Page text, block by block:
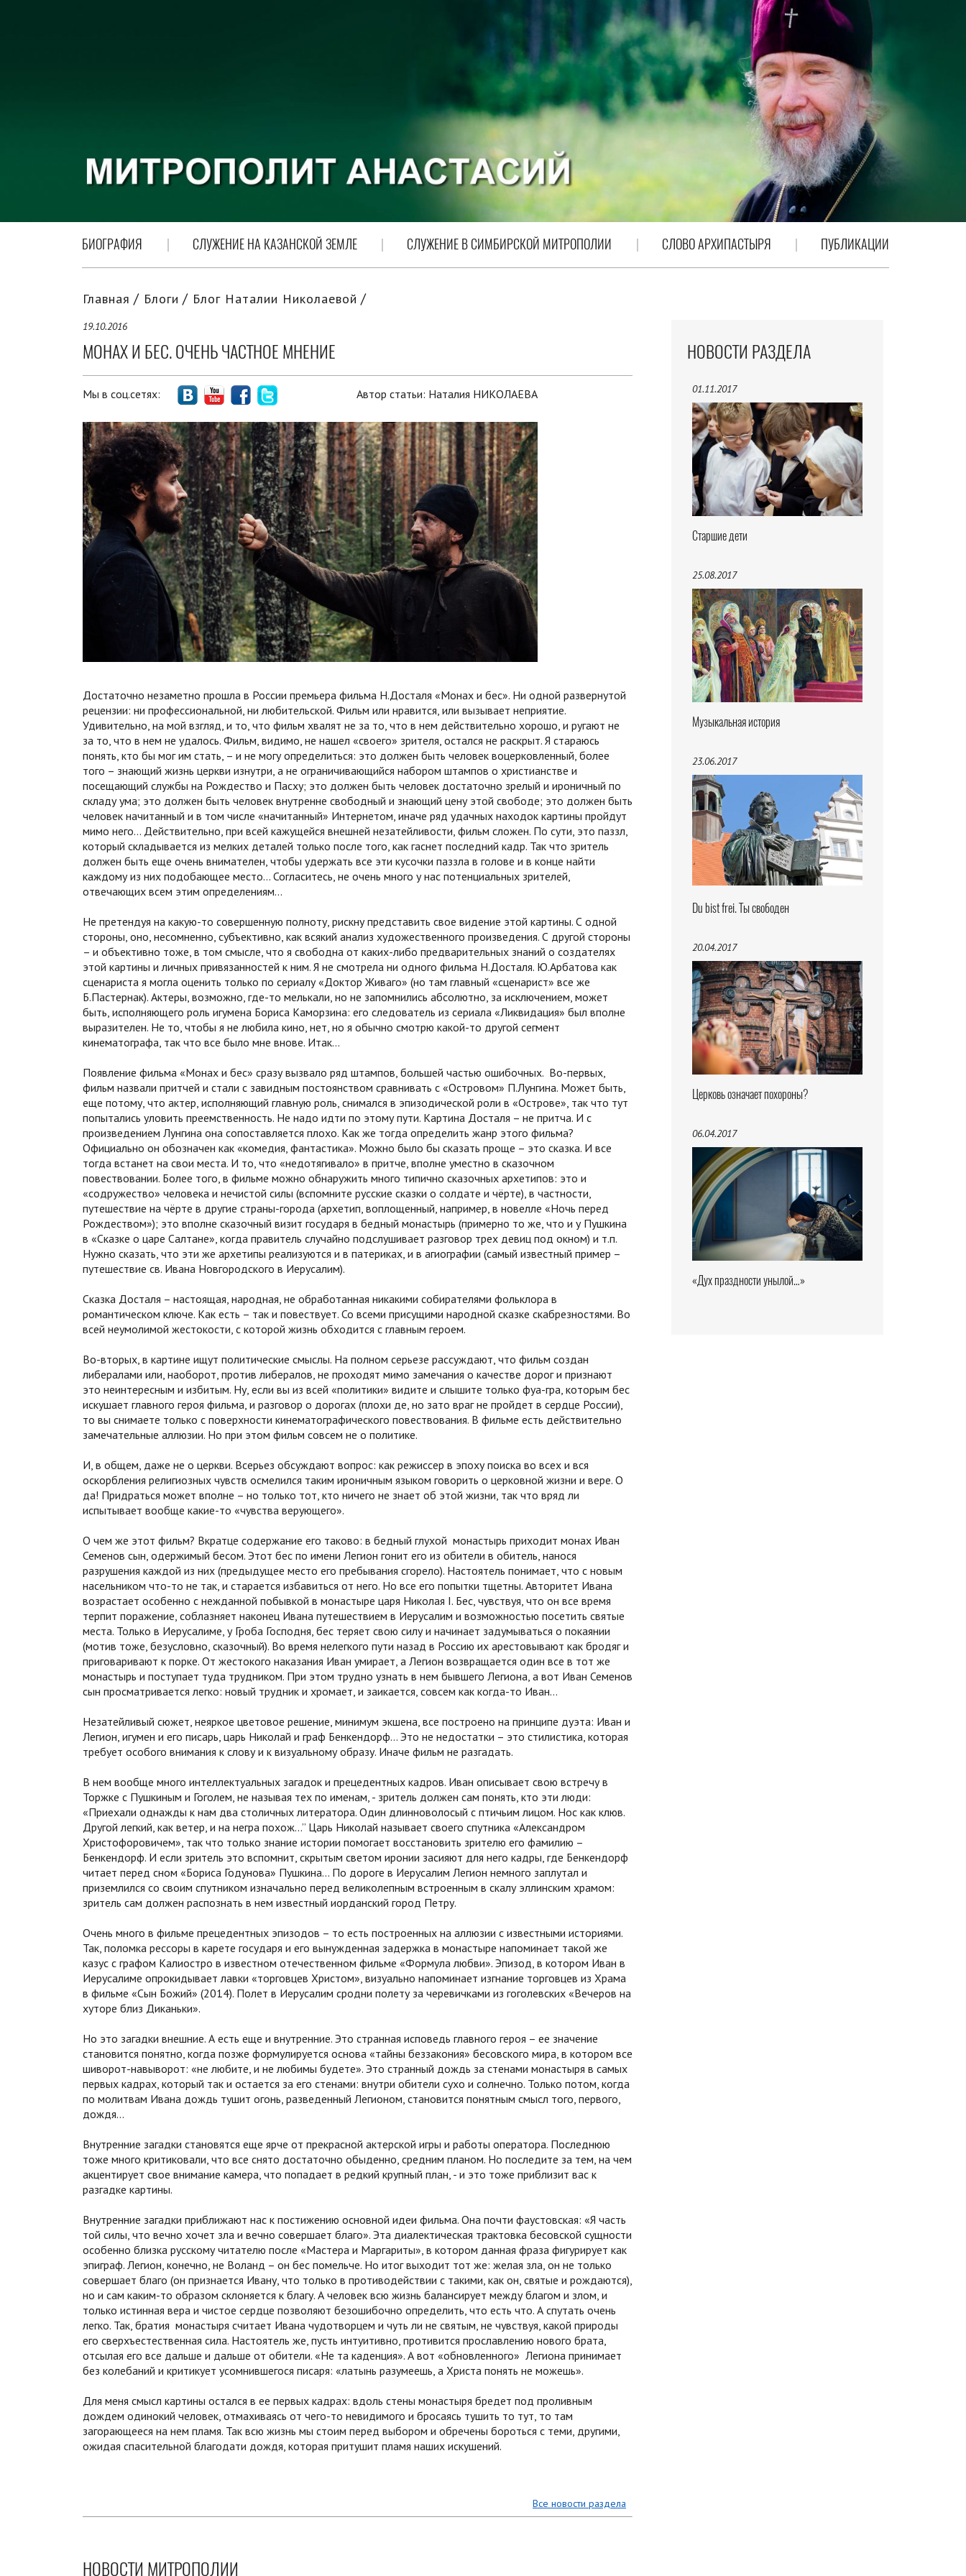
БИОГРАФИЯ СЛУЖЕНИЕ НА КАЗАНСКОЙ ЗЕМЛЕ СЛУЖЕНИЕ В СИМБИРСКОЙ МИТРОПОЛИИ СЛОВО АРХИПАСТЫРЯ ПУБЛИКАЦИИ
НОВОСТИ РАЗДЕЛА
01.11.2017
Старшие дети
25.08.2017
Музыкальная история
23.06.2017
Du bist frei. Ты свободен
20.04.2017
Церковь означает похороны?
06.04.2017
«Дух праздности унылой…»
Главная Блоги Блог Наталии Николаевой
19.10.2016
МОНАХ И БЕС. ОЧЕНЬ ЧАСТНОЕ МНЕНИЕ
Мы в соц.сетях: Автор статьи: Наталия НИКОЛАЕВА
Достаточно незаметно прошла в России премьера фильма Н.Досталя «Монах и бес». Ни одной развернутой
рецензии: ни профессиональной, ни любительской. Фильм или нравится, или вызывает неприятие.
Удивительно, на мой взгляд, и то, что фильм хвалят не за то, что в нем действительно хорошо, и ругают не
за то, что в нем не удалось. Фильм, видимо, не нашел «своего» зрителя, остался не раскрыт. Я стараюсь
понять, кто бы мог им стать, – и не могу определиться: это должен быть человек воцерковленный, более
того – знающий жизнь церкви изнутри, а не ограничивающийся набором штампов о христианстве и
посещающий службы на Рождество и Пасху; это должен быть человек достаточно зрелый и ироничный по
складу ума; это должен быть человек внутренне свободный и знающий цену этой свободе; это должен быть
человек начитанный и в том числе «начитанный» Интернетом, иначе ряд удачных находок картины пройдут
мимо него… Действительно, при всей кажущейся внешней незатейливости, фильм сложен. По сути, это паззл,
который складывается из мелких деталей только после того, как гаснет последний кадр. Так что зритель
должен быть еще очень внимателен, чтобы удержать все эти кусочки паззла в голове и в конце найти
каждому из них подобающее место… Согласитесь, не очень много у нас потенциальных зрителей,
отвечающих всем этим определениям…
Не претендуя на какую-то совершенную полноту, рискну представить свое видение этой картины. С одной
стороны, оно, несомненно, субъективно, как всякий анализ художественного произведения. С другой стороны
– и объективно тоже, в том смысле, что я свободна от каких-либо предварительных знаний о создателях
этой картины и личных привязанностей к ним. Я не смотрела ни одного фильма Н.Досталя. Ю.Арбатова как
сценариста я могла оценить только по сериалу «Доктор Живаго» (но там главный «сценарист» все же
Б.Пастернак). Актеры, возможно, где-то мелькали, но не запомнились абсолютно, за исключением, может
быть, исполняющего роль игумена Бориса Каморзина: его следователь из сериала «Ликвидация» был вполне
выразителен. Не то, чтобы я не любила кино, нет, но я обычно смотрю какой-то другой сегмент
кинематографа, так что все было мне внове. Итак…
Появление фильма «Монах и бес» сразу вызвало ряд штампов, большей частью ошибочных. Во-первых,
фильм назвали притчей и стали с завидным постоянством сравнивать с «Островом» П.Лунгина. Может быть,
еще потому, что актер, исполняющий главную роль, снимался в эпизодической роли в «Острове», так что тут
попытались уловить преемственность. Не надо идти по этому пути. Картина Досталя – не притча. И с
произведением Лунгина она сопоставляется плохо. Как же тогда определить жанр этого фильма?
Официально он обозначен как «комедия, фантастика». Можно было бы сказать проще – это сказка. И все
тогда встанет на свои места. И то, что «недотягивало» в притче, вполне уместно в сказочном
повествовании. Более того, в фильме можно обнаружить много типично сказочных архетипов: это и
«содружество» человека и нечистой силы (вспомните русские сказки о солдате и чёрте), в частности,
путешествие на чёрте в другие страны-города (архетип, воплощенный, например, в новелле «Ночь перед
Рождеством»); это вполне сказочный визит государя в бедный монастырь (примерно то же, что и у Пушкина
в «Сказке о царе Салтане», когда правитель случайно подслушивает разговор трех девиц под окном) и т.п.
Нужно сказать, что эти же архетипы реализуются и в патериках, и в агиографии (самый известный пример –
путешествие св. Ивана Новгородского в Иерусалим).
Сказка Досталя – настоящая, народная, не обработанная никакими собирателями фольклора в
романтическом ключе. Как есть – так и повествует. Со всеми присущими народной сказке скабрезностями. Во
всей неумолимой жестокости, с которой жизнь обходится с главным героем.
Во-вторых, в картине ищут политические смыслы. На полном серьезе рассуждают, что фильм создан
либералами или, наоборот, против либералов, не проходят мимо замечания о качестве дорог и признают
это неинтересным и избитым. Ну, если вы из всей «политики» видите и слышите только фуа-гра, которым бес
искушает главного героя фильма, и разговор о дорогах (плохи де, но зато враг не пройдет в сердце России),
то вы снимаете только с поверхности кинематографического повествования. В фильме есть действительно
замечательные аллюзии. Но при этом фильм совсем не о политике.
И, в общем, даже не о церкви. Всерьез обсуждают вопрос: как режиссер в эпоху поиска во всех и вся
оскорбления религиозных чувств осмелился таким ироничным языком говорить о церковной жизни и вере. О
да! Придраться может вполне – но только тот, кто ничего не знает об этой жизни, так что вряд ли
испытывает вообще какие-то «чувства верующего».
О чем же этот фильм? Вкратце содержание его таково: в бедный глухой монастырь приходит монах Иван
Семенов сын, одержимый бесом. Этот бес по имени Легион гонит его из обители в обитель, нанося
разрушения каждой из них (предыдущее место его пребывания сгорело). Настоятель понимает, что с новым
насельником что-то не так, и старается избавиться от него. Но все его попытки тщетны. Авторитет Ивана
возрастает особенно с нежданной побывкой в монастыре царя Николая I. Бес, чувствуя, что он все время
терпит поражение, соблазняет наконец Ивана путешествием в Иерусалим и возможностью посетить святые
места. Только в Иерусалиме, у Гроба Господня, бес теряет свою силу и начинает задумываться о покаянии
(мотив тоже, безусловно, сказочный). Во время нелегкого пути назад в Россию их арестовывают как бродяг и
приговаривают к порке. От жестокого наказания Иван умирает, а Легион возвращается один все в тот же
монастырь и поступает туда трудником. При этом трудно узнать в нем бывшего Легиона, а вот Иван Семенов
сын просматривается легко: новый трудник и хромает, и заикается, совсем как когда-то Иван…
Незатейливый сюжет, неяркое цветовое решение, минимум экшена, все построено на принципе дуэта: Иван и
Легион, игумен и его писарь, царь Николай и граф Бенкендорф… Это не недостатки – это стилистика, которая
требует особого внимания к слову и к визуальному образу. Иначе фильм не разгадать.
В нем вообще много интеллектуальных загадок и прецедентных кадров. Иван описывает свою встречу в
Торжке с Пушкиным и Гоголем, не называя тех по именам, - зритель должен сам понять, кто эти люди:
«Приехали однажды к нам два столичных литератора. Один длинноволосый с птичьим лицом. Нос как клюв.
Другой легкий, как ветер, и на негра похож…” Царь Николай называет своего спутника «Александром
Христофоровичем», так что только знание истории помогает восстановить зрителю его фамилию –
Бенкендорф. И если зритель это вспомнит, скрытым светом иронии засияют для него кадры, где Бенкендорф
читает перед сном «Бориса Годунова» Пушкина… По дороге в Иерусалим Легион немного заплутал и
приземлился со своим спутником изначально перед великолепным встроенным в скалу эллинским храмом:
зритель сам должен распознать в нем известный иорданский город Петру.
Очень много в фильме прецедентных эпизодов – то есть построенных на аллюзии с известными историями.
Так, поломка рессоры в карете государя и его вынужденная задержка в монастыре напоминает такой же
казус с графом Калиостро в известном отечественном фильме «Формула любви». Эпизод, в котором Иван в
Иерусалиме опрокидывает лавки «торговцев Христом», визуально напоминает изгнание торговцев из Храма
в фильме «Сын Божий» (2014). Полет в Иерусалим сродни полету за черевичками из гоголевских «Вечеров на
хуторе близ Диканьки».
Но это загадки внешние. А есть еще и внутренние. Это странная исповедь главного героя – ее значение
становится понятно, когда позже формулируется основа «тайны беззакония» бесовского мира, в котором все
шиворот-навыворот: «не любите, и не любимы будете». Это странный дождь за стенами монастыря в самых
первых кадрах, который так и остается за его стенами: внутри обители сухо и солнечно. Только потом, когда
по молитвам Ивана дождь тушит огонь, разведенный Легионом, становится понятным смысл того, первого,
дождя…
Внутренние загадки становятся еще ярче от прекрасной актерской игры и работы оператора. Последнюю
тоже много критиковали, что все снято достаточно обыденно, средним планом. Но последите за тем, на чем
акцентирует свое внимание камера, что попадает в редкий крупный план, - и это тоже приблизит вас к
разгадке картины.
Внутренние загадки приближают нас к постижению основной идеи фильма. Она почти фаустовская: «Я часть
той силы, что вечно хочет зла и вечно совершает благо». Эта диалектическая трактовка бесовской сущности
особенно близка русскому читателю после «Мастера и Маргариты», в котором данная фраза фигурирует как
эпиграф. Легион, конечно, не Воланд – он бес помельче. Но итог выходит тот же: желая зла, он не только
совершает благо (он признается Ивану, что только в противодействии с такими, как он, святые и рождаются),
но и сам каким-то образом склоняется к благу. А человек всю жизнь балансирует между благом и злом, и
только истинная вера и чистое сердце позволяют безошибочно определить, что есть что. А спутать очень
легко. Так, братия монастыря считает Ивана чудотворцем и чуть ли не святым, не чувствуя, какой природы
его сверхъестественная сила. Настоятель же, пусть интуитивно, противится прославлению нового брата,
отсылая его все дальше и дальше от обители. «Не та каденция». А вот «обновленного» Легиона принимает
без колебаний и критикует усомнившегося писаря: «латынь разумеешь, а Христа понять не можешь».
Для меня смысл картины остался в ее первых кадрах: вдоль стены монастыря бредет под проливным
дождем одинокий человек, отмахиваясь от чего-то невидимого и бросаясь тушить то тут, то там
загорающееся на нем пламя. Так всю жизнь мы стоим перед выбором и обречены бороться с теми, другими,
ожидая спасительной благодати дождя, которая притушит пламя наших искушений.
Все новости раздела
НОВОСТИ МИТРОПОЛИИ